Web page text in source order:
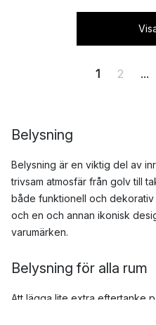
1 2 ...
Belysning
Belysning är en viktig del av
trivsam atmosfär från golv till
både funktionell och dekorativ
och en och annan ikonisk
varumärken.
Belysning för alla rum
Att lägga lite extra eftertanke